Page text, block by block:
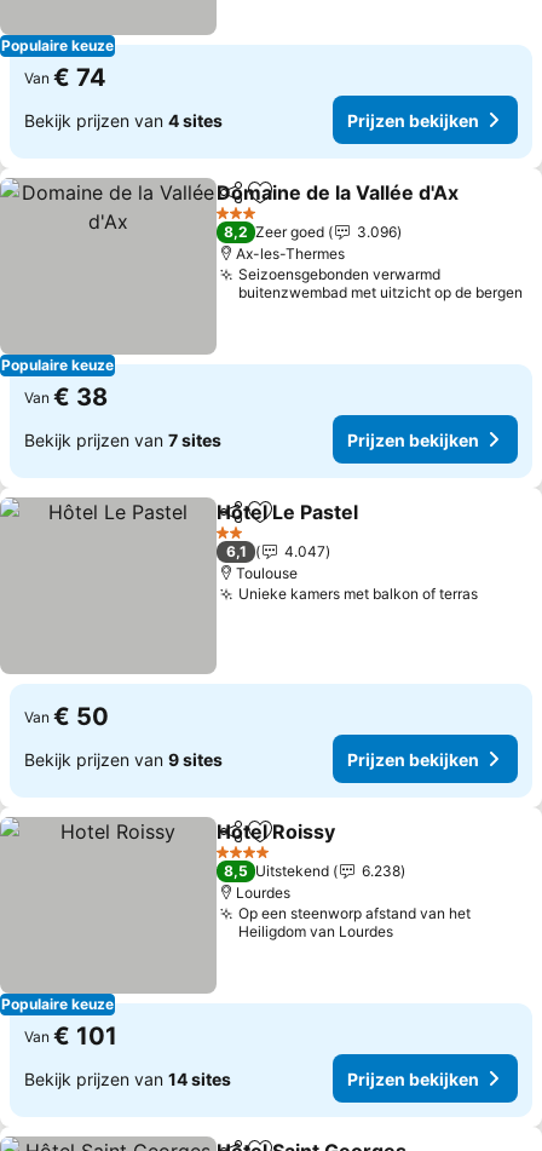
Populaire keuze
Van € 74
Bekijk prijzen van 4 sites Prijzen bekijken
Populaire keuze
DelenToevoegen aan favorieten
Domaine de la Vallée d'Ax
3 Sterren
8,2 Zeer goed
3.096
Ax-les-Thermes
Seizoensgebonden verwarmd
buitenzwembad met uitzicht op de bergen
Van € 38
Bekijk prijzen van 7 sites Prijzen bekijken
DelenToevoegen aan favorieten
Hôtel Le Pastel
2 Sterren
6,1
4.047
Toulouse
Unieke kamers met balkon of terras
Van € 50
Bekijk prijzen van 9 sites Prijzen bekijken
Populaire keuze
DelenToevoegen aan favorieten
Hotel Roissy
4 Sterren
8,5 Uitstekend
6.238
Lourdes
Op een steenworp afstand van het
Heiligdom van Lourdes
Van € 101
Bekijk prijzen van 14 sites Prijzen bekijken